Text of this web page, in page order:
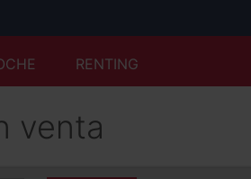
RENTING
venta